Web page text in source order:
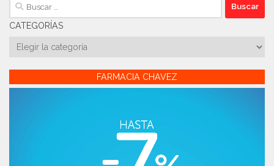
CATEGORÍAS
Categorías
FARMACIA CHAVEZ